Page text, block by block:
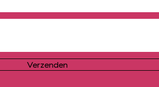
Verzenden